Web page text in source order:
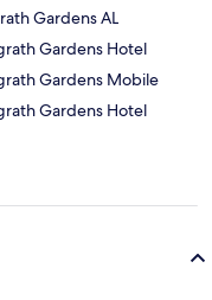
Gardens AL
Gardens Hotel
Gardens Mobile
Gardens Hotel